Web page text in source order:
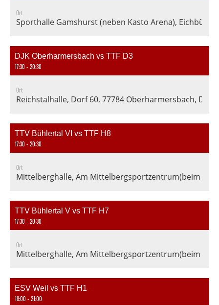
Ort
Sporthalle Gamshurst (neben Kasto Arena),
DJK Oberharmersbach vs TTF D3
17:30 - 20:30
Ort
Reichstalhalle, Dorf 60, 77784 Oberharmersbach,
TTV Bühlertal VI vs TTF H8
17:30 - 20:30
Ort
Mittelberghalle, Am Mittelbergsportzentrum(beim
TTV Bühlertal V vs TTF H7
17:30 - 20:30
Ort
Mittelberghalle, Am Mittelbergsportzentrum(beim
ESV Weil vs TTF H1
18:00 - 21:00